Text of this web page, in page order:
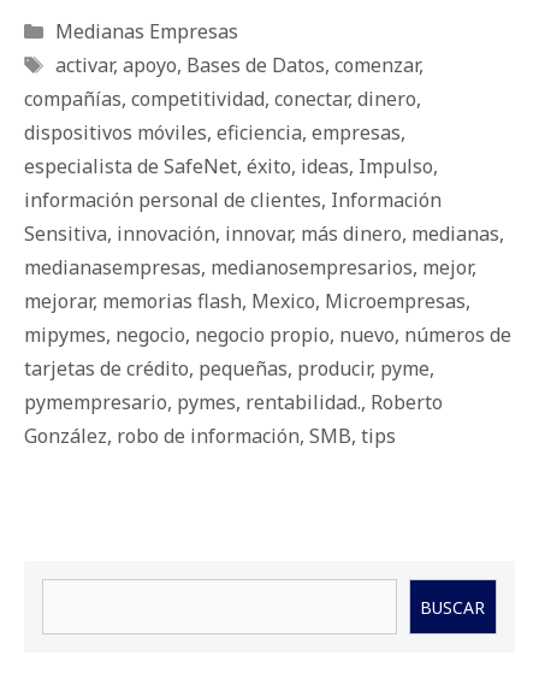
Categorías
Medianas Empresas
Etiquetas
activar, apoyo, Bases de Datos, comenzar,
compañías, competitividad, conectar, dinero,
dispositivos móviles, eficiencia, empresas,
especialista de SafeNet, éxito, ideas, Impulso,
información personal de clientes, Información
Sensitiva, innovación, innovar, más dinero, medianas,
medianasempresas, medianosempresarios, mejor,
mejorar, memorias flash, Mexico, Microempresas,
mipymes, negocio, negocio propio, nuevo, números de
tarjetas de crédito, pequeñas, producir, pyme,
pymempresario, pymes, rentabilidad., Roberto
González, robo de información, SMB, tips
BUSCAR